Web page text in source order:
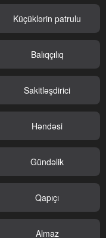
Küçüklərin patrulu
Balıqçılıq
Sakitləşdirici
Həndəsi
Gündəlik
Qapıçı
Almaz